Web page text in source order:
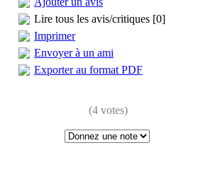
Lire tous les avis/critiques [0]
Imprimer
Envoyer à un ami
Exporter au format PDF
(4 votes)